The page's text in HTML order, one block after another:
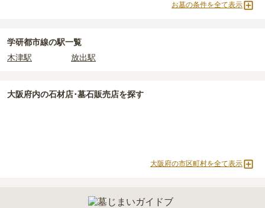
永代供養墓
公営霊園
お墓の条件を全て表示
学研都市線の駅一覧
木津駅
放出駅
大阪府内の石材店･墓石販売店を探す
大阪府の市区町村を全て表示